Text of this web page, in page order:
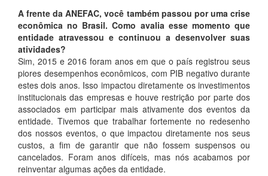
A frente da ANEFAC, você também passou por uma crise
econômica no Brasil. Como avalia esse momento que
entidade atravessou e continuou a desenvolver suas
atividades?
Sim, 2015 e 2016 foram anos em que o país registrou seus
piores desempenhos econômicos, com PIB negativo durante
estes dois anos. Isso impactou diretamente os investimentos
institucionais das empresas e houve restrição por parte dos
associados em participar mais ativamente dos eventos da
entidade. Tivemos que trabalhar fortemente no redesenho
dos nossos eventos, o que impactou diretamente nos seus
custos, a fim de garantir que não fossem suspensos ou
cancelados. Foram anos difíceis, mas nós acabamos por
reinventar algumas ações da entidade.